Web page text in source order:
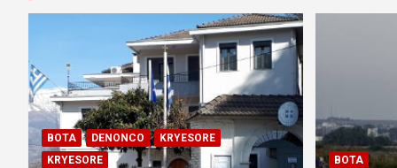
n
BOTA DENONCO
KRYESORE
KRYESORE
BOTA